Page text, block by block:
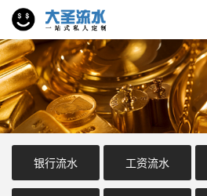
银行流水 工资流水